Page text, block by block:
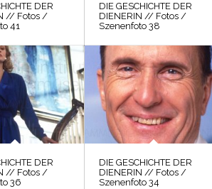
DER
// Fotos /
41
DIE GESCHICHTE DER
DIENERIN // Fotos /
Szenenfoto 38
DER
// Fotos /
36
DIE GESCHICHTE DER
DIENERIN // Fotos /
Szenenfoto 34